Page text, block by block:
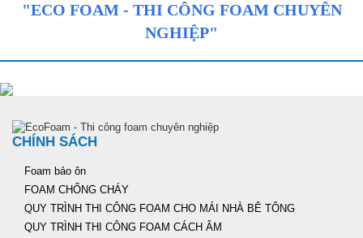
"ECO FOAM - THI CÔNG FOAM CHUYÊN
NGHIỆP"
CHÍNH SÁCH
Foam bảo ôn
FOAM CHỐNG CHÁY
QUY TRÌNH THI CÔNG FOAM CHO MÁI NHÀ BÊ TÔNG
QUY TRÌNH THI CÔNG FOAM CÁCH ÂM